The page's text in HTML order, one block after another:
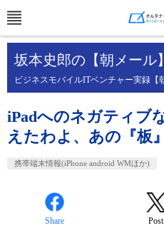
坂本史郎の【朝メール
ビジネスモバイルITベンチャー実録【
iPadへのネガティブ
えたわよ、あの『板
携帯端末情報(iPhone android WMほか)
Share Post